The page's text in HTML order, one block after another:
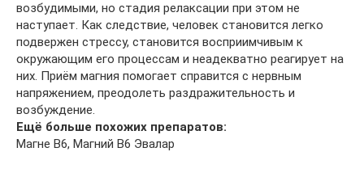
возбудимыми, но стадия релаксации при этом не
наступает. Как следствие, человек становится легко
подвержен стрессу, становится восприимчивым к
окружающим его процессам и неадекватно реагирует на
них. Приём магния помогает справится с нервным
напряжением, преодолеть раздражительность и
возбуждение.
Ещё больше похожих препаратов:
Магне B6, Магний В6 Эвалар